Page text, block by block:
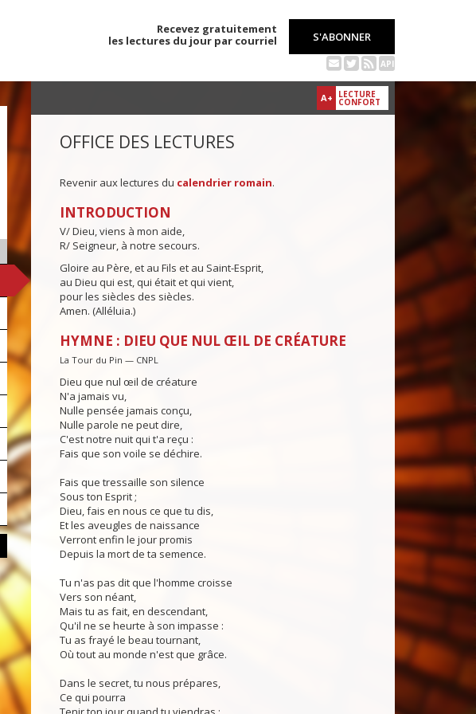
Recevez gratuitement
les lectures du jour par courriel
S'ABONNER
API
A+ LECTURE
CONFORT
OFFICE DES LECTURES
Revenir aux lectures du calendrier romain.
INTRODUCTION
V/ Dieu, viens à mon aide,
R/ Seigneur, à notre secours.
Gloire au Père, et au Fils et au Saint-Esprit,
au Dieu qui est, qui était et qui vient,
pour les siècles des siècles.
Amen. (Alléluia.)
HYMNE : DIEU QUE NUL ŒIL DE CRÉATURE
La Tour du Pin — CNPL
Dieu que nul œil de créature
N'a jamais vu,
Nulle pensée jamais conçu,
Nulle parole ne peut dire,
C'est notre nuit qui t'a reçu :
Fais que son voile se déchire.
Fais que tressaille son silence
Sous ton Esprit ;
Dieu, fais en nous ce que tu dis,
Et les aveugles de naissance
Verront enfin le jour promis
Depuis la mort de ta semence.
Tu n'as pas dit que l'homme croisse
Vers son néant,
Mais tu as fait, en descendant,
Qu'il ne se heurte à son impasse :
Tu as frayé le beau tournant,
Où tout au monde n'est que grâce.
Dans le secret, tu nous prépares,
Ce qui pourra